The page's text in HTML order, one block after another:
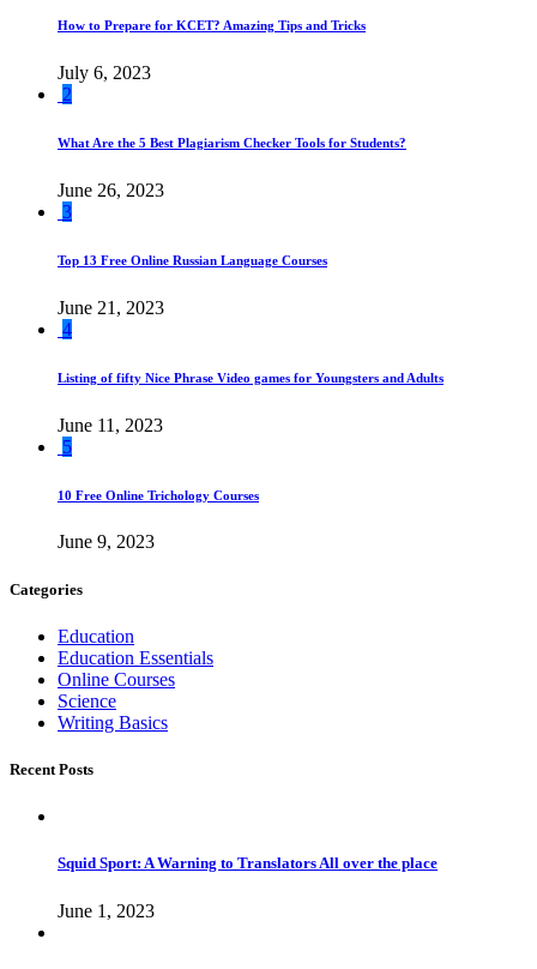
How to Prepare for KCET? Amazing Tips and Tricks
July 6, 2023
2
What Are the 5 Best Plagiarism Checker Tools for Students?
June 26, 2023
3
Top 13 Free Online Russian Language Courses
June 21, 2023
4
Listing of fifty Nice Phrase Video games for Youngsters and Adults
June 11, 2023
5
10 Free Online Trichology Courses
June 9, 2023
Categories
Education
Education Essentials
Online Courses
Science
Writing Basics
Recent Posts
Squid Sport: A Warning to Translators All over the place
June 1, 2023